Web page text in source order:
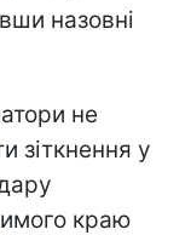
назовні
не
зіткнення у
краю